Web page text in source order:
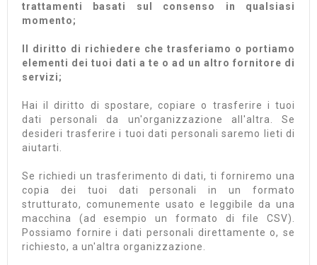
trattamenti basati sul consenso in qualsiasi
momento;
Il diritto di richiedere che trasferiamo o portiamo
elementi dei tuoi dati a te o ad un altro fornitore di
servizi;
Hai il diritto di spostare, copiare o trasferire i tuoi
dati personali da un'organizzazione all'altra. Se
desideri trasferire i tuoi dati personali saremo lieti di
aiutarti.
Se richiedi un trasferimento di dati, ti forniremo una
copia dei tuoi dati personali in un formato
strutturato, comunemente usato e leggibile da una
macchina (ad esempio un formato di file CSV).
Possiamo fornire i dati personali direttamente o, se
richiesto, a un'altra organizzazione.